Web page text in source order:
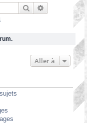
RechercherRecherche
Aller à